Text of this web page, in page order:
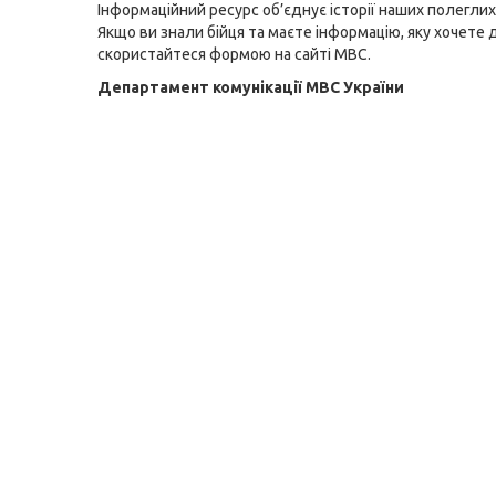
Інформаційний ресурс об’єднує історії наших
Якщо ви знали бійця та маєте інформацію, яку хочете
скористайтеся формою на сайті МВС.
Департамент комунікації МВС України